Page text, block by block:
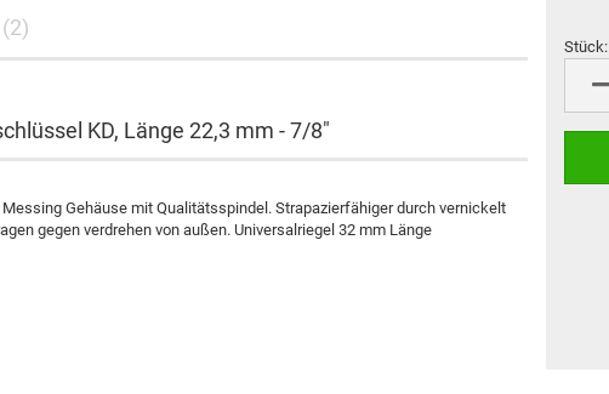
Stück:
Stück
KD, Länge 22,3 mm - 7/8"
Gehäuse mit Qualitätsspindel. Strapazierfähiger durch vernickelt
gegen verdrehen von außen. Universalriegel 32 mm Länge